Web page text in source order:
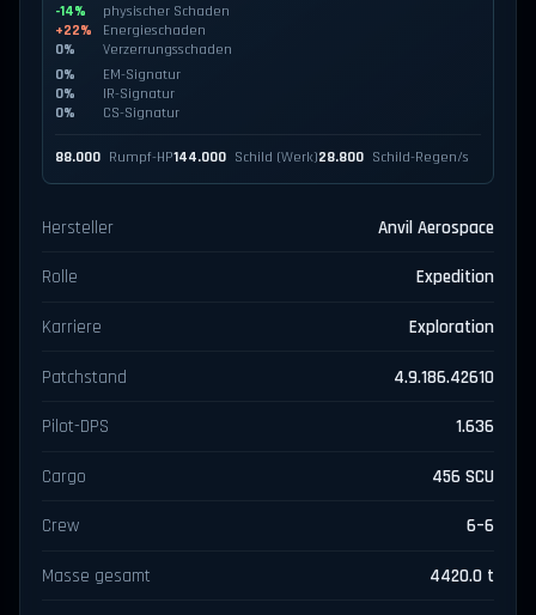
-14%
physischer Schaden
+22%
Energieschaden
0%
Verzerrungsschaden
0%
EM-Signatur
0%
IR-Signatur
0%
CS-Signatur
88.000 Rumpf-HP144.000 Schild (Werk)28.800 Schild-Regen/s
Hersteller Anvil Aerospace
Rolle Expedition
Karriere Exploration
Patchstand 4.9.186.42610
Pilot-DPS 1.636
Cargo 456 SCU
Crew 6–6
Masse gesamt 4420.0 t